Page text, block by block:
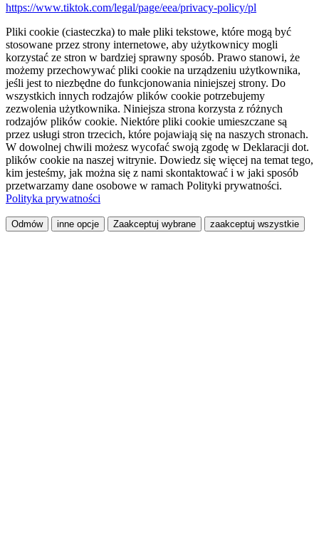
https://www.tiktok.com/legal/page/eea/privacy-policy/pl
Pliki cookie (ciasteczka) to małe pliki tekstowe, które mogą być
stosowane przez strony internetowe, aby użytkownicy mogli
korzystać ze stron w bardziej sprawny sposób. Prawo stanowi, że
możemy przechowywać pliki cookie na urządzeniu użytkownika,
jeśli jest to niezbędne do funkcjonowania niniejszej strony. Do
wszystkich innych rodzajów plików cookie potrzebujemy
zezwolenia użytkownika. Niniejsza strona korzysta z różnych
rodzajów plików cookie. Niektóre pliki cookie umieszczane są
przez usługi stron trzecich, które pojawiają się na naszych stronach.
W dowolnej chwili możesz wycofać swoją zgodę w Deklaracji dot.
plików cookie na naszej witrynie. Dowiedz się więcej na temat tego,
kim jesteśmy, jak można się z nami skontaktować i w jaki sposób
przetwarzamy dane osobowe w ramach Polityki prywatności.
Polityka prywatności
Odmów inne opcje Zaakceptuj wybrane zaakceptuj wszystkie